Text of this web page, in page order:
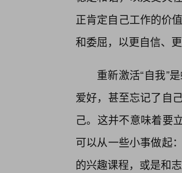
正肯定自己工作的价
和委屈，以更自信、
重新激活“自我”
爱好，甚至忘记了自
己。这并不意味着要
可以从一些小事做起
的兴趣课程，或是和